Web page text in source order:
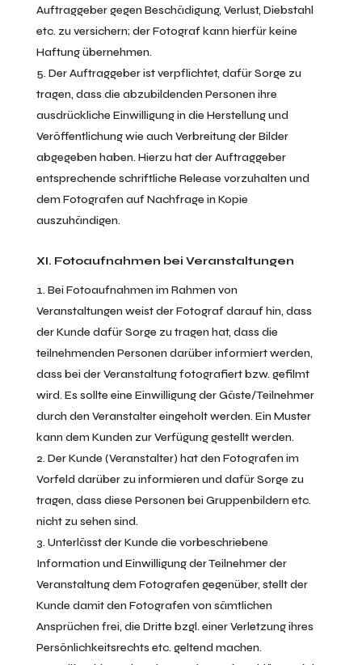
Auftraggeber gegen Beschädigung, Verlust, Diebstahl
etc. zu versichern; der Fotograf kann hierfür keine
Haftung übernehmen.
Der Auftraggeber ist verpflichtet, dafür Sorge zu
tragen, dass die abzubildenden Personen ihre
ausdrückliche Einwilligung in die Herstellung und
Veröffentlichung wie auch Verbreitung der Bilder
abgegeben haben. Hierzu hat der Auftraggeber
entsprechende schriftliche Release vorzuhalten und
dem Fotografen auf Nachfrage in Kopie
auszuhändigen.
XI. Fotoaufnahmen bei Veranstaltungen
Bei Fotoaufnahmen im Rahmen von
Veranstaltungen weist der Fotograf darauf hin, dass
der Kunde dafür Sorge zu tragen hat, dass die
teilnehmenden Personen darüber informiert werden,
dass bei der Veranstaltung fotografiert bzw. gefilmt
wird. Es sollte eine Einwilligung der Gäste/Teilnehmer
durch den Veranstalter eingeholt werden. Ein Muster
kann dem Kunden zur Verfügung gestellt werden.
Der Kunde (Veranstalter) hat den Fotografen im
Vorfeld darüber zu informieren und dafür Sorge zu
tragen, dass diese Personen bei Gruppenbildern etc.
nicht zu sehen sind.
Unterlässt der Kunde die vorbeschriebene
Information und Einwilligung der Teilnehmer der
Veranstaltung dem Fotografen gegenüber, stellt der
Kunde damit den Fotografen von sämtlichen
Ansprüchen frei, die Dritte bzgl. einer Verletzung ihres
Persönlichkeitsrechts etc. geltend machen.